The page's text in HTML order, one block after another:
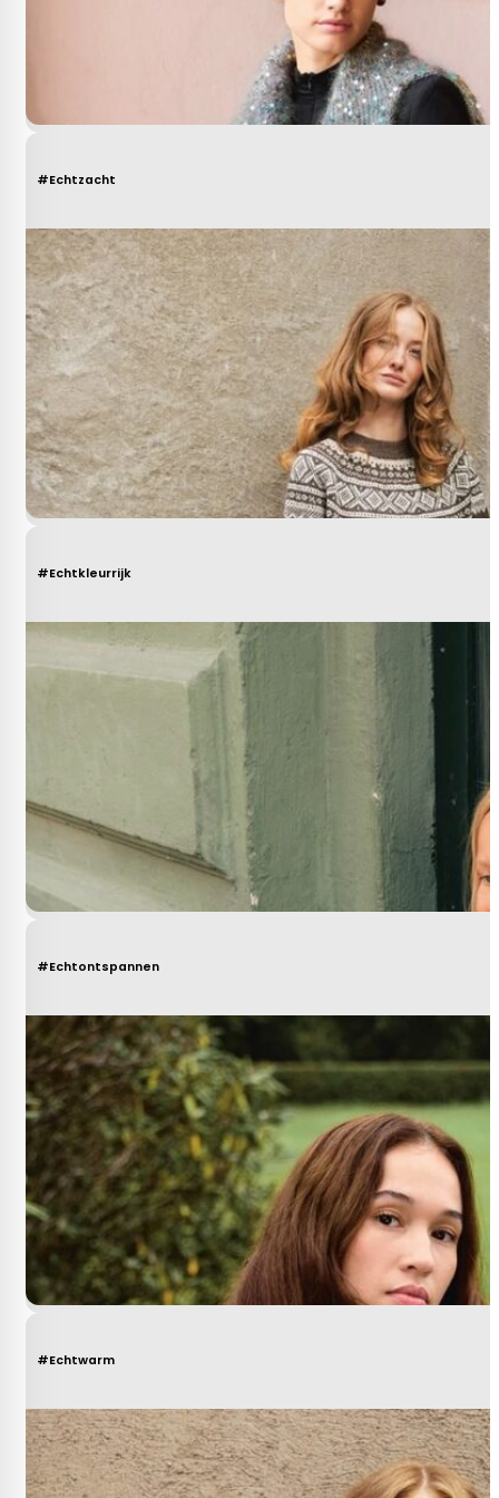
#Echtzacht
#Echtkleurrijk
#Echtontspannen
#Echtwarm